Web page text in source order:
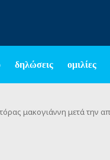
δηλώσεις ομιλίες
μακογιάννη μετά την